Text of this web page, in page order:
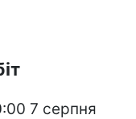
7 серпня